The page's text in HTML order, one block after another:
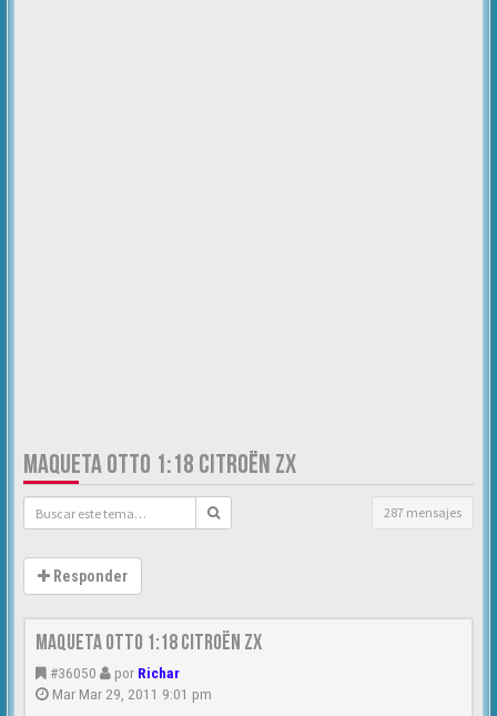
MAQUETA OTTO 1:18 CITROËN ZX
287 mensajes
Responder
MAQUETA OTTO 1:18 CITROËN ZX
#36050 por Richar
Mar Mar 29, 2011 9:01 pm